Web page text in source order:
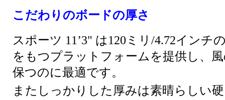
こだわりのボードの厚さ
スポーツ 11’3" は120ミリ/4.72インチ
をもつプラットフォームを提供し、
保つのに最適です。
またしっかりした厚みは素晴らしい